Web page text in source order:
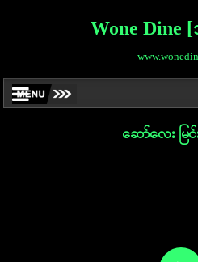
Wone Dine
ဆော်လေး မြင်